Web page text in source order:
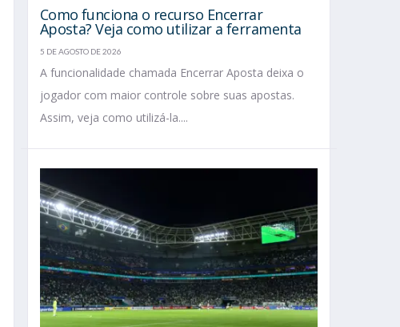
Como funciona o recurso Encerrar
Aposta? Veja como utilizar a ferramenta
5 DE AGOSTO DE 2026
A funcionalidade chamada Encerrar Aposta deixa o
jogador com maior controle sobre suas apostas.
Assim, veja como utilizá-la....